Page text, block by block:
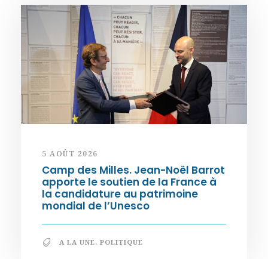
5 AOÛT 2026
Camp des Milles. Jean-Noël Barrot
apporte le soutien de la France à
la candidature au patrimoine
mondial de l’Unesco
A LA UNE, POLITIQUE